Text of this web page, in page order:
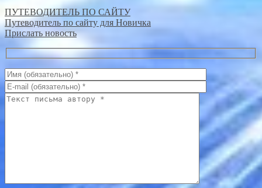
ПУТЕВОДИТЕЛЬ ПО САЙТУ
Путеводитель по сайту для Новичка
Прислать новость